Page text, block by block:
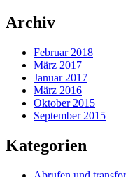
Archiv
Februar 2018
März 2017
Januar 2017
März 2016
Oktober 2015
September 2015
Kategorien